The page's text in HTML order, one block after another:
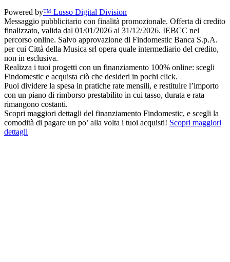
Powered by™ Lusso Digital Division
Messaggio pubblicitario con finalità promozionale. Offerta di credito
finalizzato, valida dal 01/01/2026 al 31/12/2026. IEBCC nel
percorso online. Salvo approvazione di Findomestic Banca S.p.A.
per cui Città della Musica srl opera quale intermediario del credito,
non in esclusiva.
Realizza i tuoi progetti con un finanziamento 100% online: scegli
Findomestic e acquista ciò che desideri in pochi click.
Puoi dividere la spesa in pratiche rate mensili, e restituire l’importo
con un piano di rimborso prestabilito in cui tasso, durata e rata
rimangono costanti.
Scopri maggiori dettagli del finanziamento Findomestic, e scegli la
comodità di pagare un po’ alla volta i tuoi acquisti! Scopri maggiori
dettagli